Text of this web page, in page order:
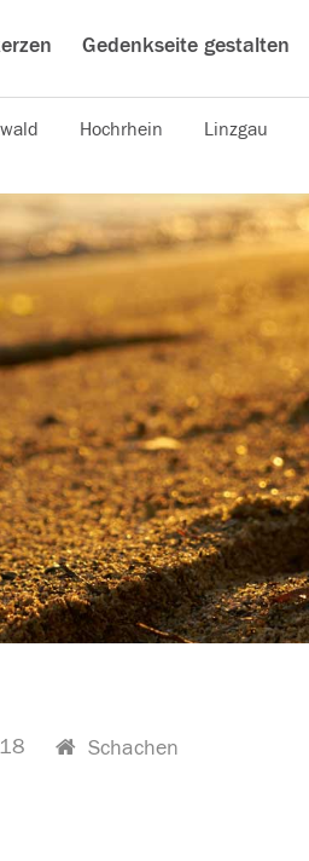
Gedenkseite gestalten
Hochrhein Linzgau
Schachen